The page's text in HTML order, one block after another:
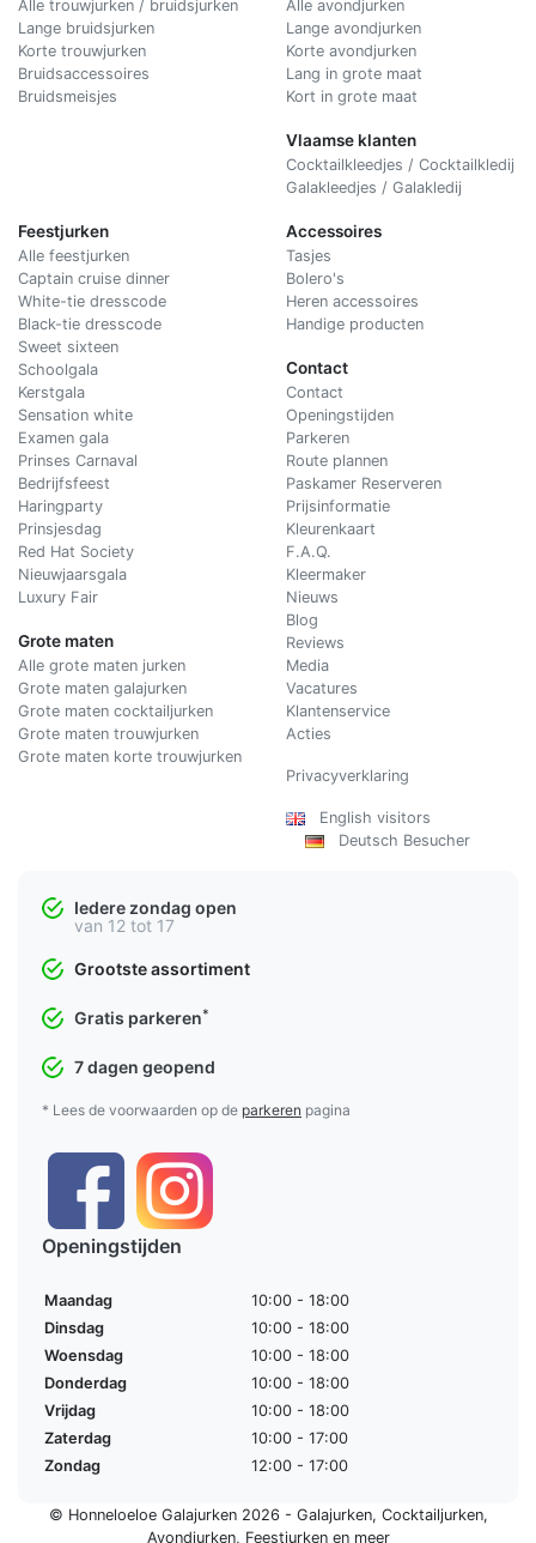
Alle trouwjurken / bruidsjurken
Lange bruidsjurken
Korte trouwjurken
Bruidsaccessoires
Bruidsmeisjes
Alle avondjurken
Lange avondjurken
Korte avondjurken
Lang in grote maat
Kort in grote maat
Vlaamse klanten
Cocktailkleedjes / Cocktailkledij
Galakleedjes / Galakledij
Feestjurken
Alle feestjurken
Captain cruise dinner
White-tie dresscode
Black-tie dresscode
Sweet sixteen
Schoolgala
Kerstgala
Sensation white
Examen gala
Prinses Carnaval
Bedrijfsfeest
Haringparty
Prinsjesdag
Red Hat Society
Nieuwjaarsgala
Luxury Fair
Grote maten
Alle grote maten jurken
Grote maten galajurken
Grote maten cocktailjurken
Grote maten trouwjurken
Grote maten korte trouwjurken
Accessoires
Tasjes
Bolero's
Heren accessoires
Handige producten
Contact
Contact
Openingstijden
Parkeren
Route plannen
Paskamer Reserveren
Prijsinformatie
Kleurenkaart
F.A.Q.
Kleermaker
Nieuws
Blog
Reviews
Media
Vacatures
Klantenservice
Acties
Privacyverklaring
English visitors
Deutsch Besucher
Iedere zondag open
van 12 tot 17
Grootste assortiment
Gratis parkeren*
7 dagen geopend
* Lees de voorwaarden op de parkeren pagina
Openingstijden
Maandag
10:00 - 18:00
Dinsdag
10:00 - 18:00
Woensdag
10:00 - 18:00
Donderdag
10:00 - 18:00
Vrijdag
10:00 - 18:00
Zaterdag
10:00 - 17:00
Zondag
12:00 - 17:00
© Honneloeloe Galajurken 2026 - Galajurken, Cocktailjurken,
Avondjurken, Feestjurkenen meer